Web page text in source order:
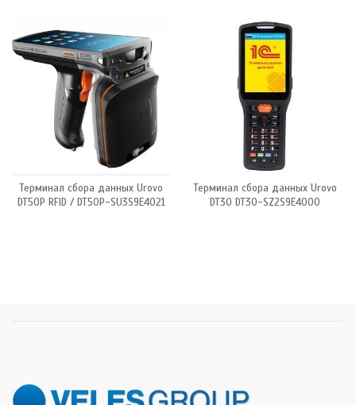
Терминал сбора данных Urovo
DT50P RFID / DT50P-SU3S9E4021
Терминал сбора данных Urovo
DT30 DT30-SZ2S9E4000